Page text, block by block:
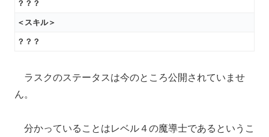
？？？
＜スキル＞
？？？
ラスクのステータスは今のところ公開されていませ
ん。
分かっていることはレベル４の魔導士であるというこ